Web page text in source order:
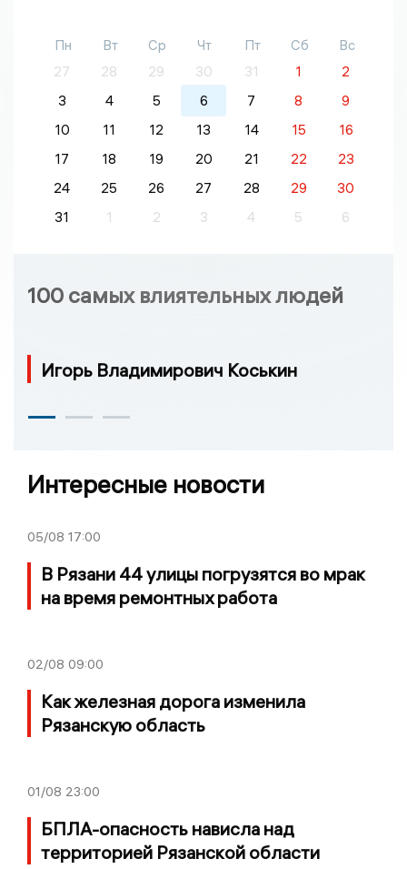
Пн Вт Ср Чт Пт Сб
Вс
27
28 29 30 31 1
2
3
4 5 6 7 8
9
10
11 12 13 14 15
16
17
18 19 20 21 22
23
24
25 26 27 28 29
30
31
1 2 3 4 5 6
100 самых влиятельных людей
Игорь Владимирович Коськин
Интересные новости
05/08 17:00
В Рязани 44 улицы погрузятся во мрак
на время ремонтных работа
02/08 09:00
Как железная дорога изменила
Рязанскую область
01/08 23:00
БПЛА-опасность нависла над
территорией Рязанской области